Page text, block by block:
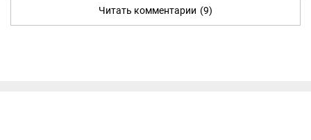
Читать комментарии (9)